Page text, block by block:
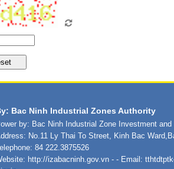
Bac Ninh Industrial Zones Authority
by: Bac Ninh Industrial Zone Investment
No.11 Ly Thai To Street, Kinh Bac
84 222.3875526
http://izabacninh.gov.vn - - Email: